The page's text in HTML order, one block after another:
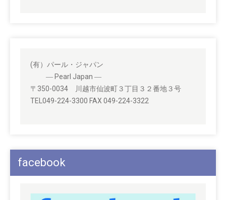
(有）パール・ジャパン
― Pearl Japan ―
〒350-0034 川越市仙波町３丁目３２番地３号
TEL049-224-3300 FAX 049-224-3322
facebook